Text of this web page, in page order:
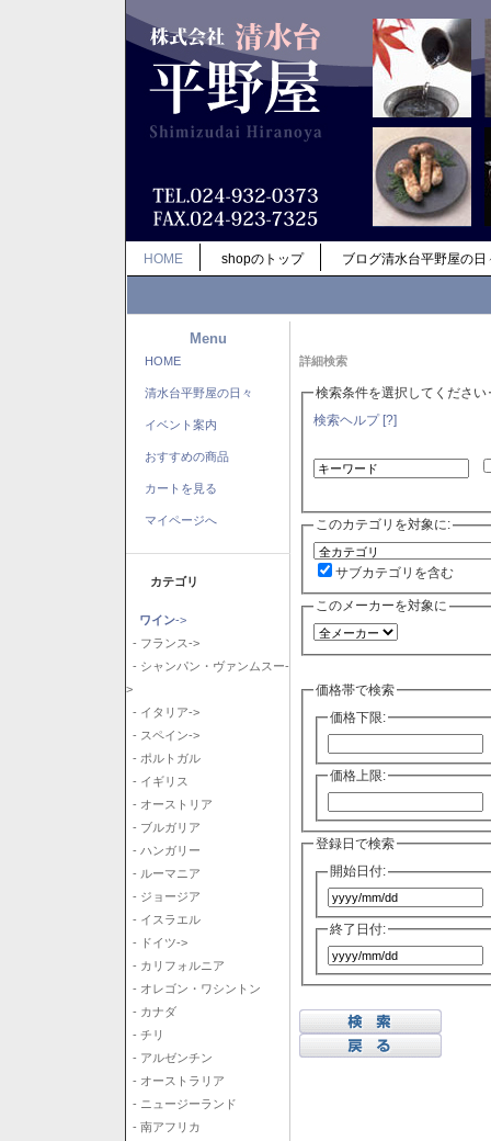
HOME shopのトップ ブログ清水台平野屋の日
Menu
HOME
清水台平野屋の日々
イベント案内
おすすめの商品
カートを見る
マイページへ
カテゴリ
ワイン->
- フランス->
- シャンパン・ヴァンムスー-
>
- イタリア->
- スペイン->
- ポルトガル
- イギリス
- オーストリア
- ブルガリア
- ハンガリー
- ルーマニア
- ジョージア
- イスラエル
- ドイツ->
- カリフォルニア
- オレゴン・ワシントン
- カナダ
- チリ
- アルゼンチン
- オーストラリア
- ニュージーランド
- 南アフリカ
詳細検索
検索条件を選択してください
検索ヘルプ [?]
このカテゴリを対象に:
サブカテゴリを含む
このメーカーを対象に
価格帯で検索
価格下限:
価格上限:
登録日で検索
開始日付:
終了日付: